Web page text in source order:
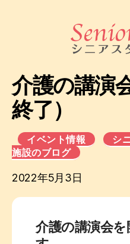
介護の講演
終了）
イベント情報 シ
施設のブログ
2022年5月3日
介護の講演会